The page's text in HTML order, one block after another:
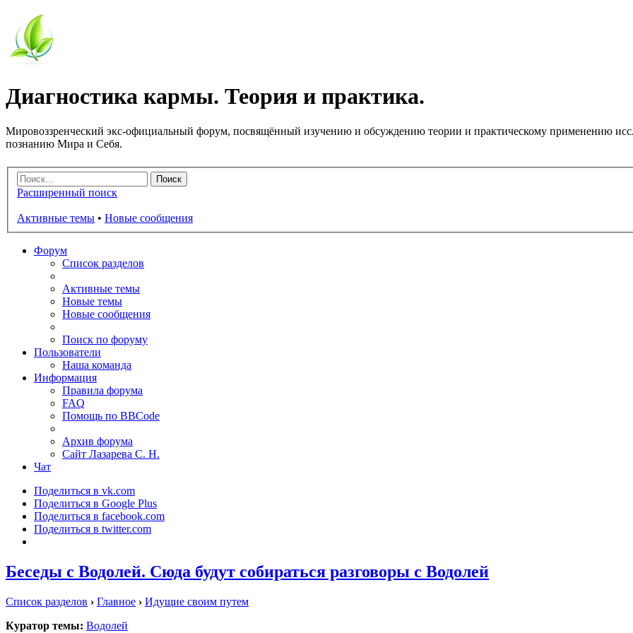
Диагностика кармы. Теория и практика.
Мировоззренческий экс-официальный форум, посвящённый изучению и обсуждению теории и практическому применению
познанию Мира и Себя.
Расширенный поиск
Активные темы • Новые сообщения
Форум
Список разделов
Активные темы
Новые темы
Новые сообщения
Поиск по форуму
Пользователи
Наша команда
Информация
Правила форума
FAQ
Помощь по BBCode
Архив форума
Сайт Лазарева С. Н.
Чат
Поделиться в vk.com
Поделиться в Google Plus
Поделиться в facebook.com
Поделиться в twitter.com
Беседы с Водолей. Сюда будут собираться разговоры с Водолей
Список разделов › Главное › Идущие своим путем
Куратор темы: Водолей